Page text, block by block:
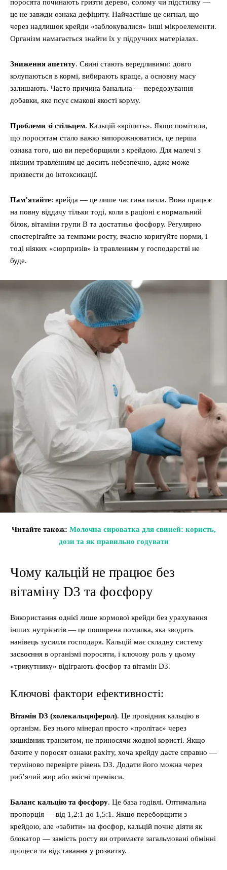
поросята починають гризти дерево, солому чи підстилку —
це не завжди ознака дефіциту. Найчастіше це сигнал, що
через надлишок крейди «заблокувалися» інші мікроелементи.
Організм намагається знайти їх у підручних матеріалах.
Зниження апетиту. Свині стають вередливими: довго
колупаються в кормі, вибирають краще, а основну масу
залишають. Часто причина банальна — передозування
добавки, яке псує смакові якості корму.
Проблеми зі стільцем. Кальцій «кріпить». Якщо помітили,
що поросятам стало важко випорожнюватися, це перша
ознака того, що ви переборщили з крейдою. Для малечі з
ніжним травленням це досить небезпечно, адже може
призвести до інтоксикації.
Пам’ятайте: крейда — це лише частина пазла. Вона працює
на повну віддачу тільки тоді, коли в раціоні є нормальний
білок, вітаміни групи B та достатньо фосфору. Регулярно
спостерігайте за темпами росту, вчасно коригуйте норми, і
тоді ніяких «сюрпризів» із травленням у господарстві не
буде.
Читайте також: Молочна сироватка для свиней: користь,
дози та як правильно годувати
Чому кальцій не працює без
вітаміну D3 та фосфору
Використання однієї лише кормової крейди без урахування
інших нутрієнтів — це поширена помилка, яка зводить
нанівець зусилля господаря. Кальцій має складну систему
засвоєння в організмі поросяти, і ключову роль у цьому
«трикутнику» відіграють фосфор та вітамін D3.
Ключові фактори ефективності:
Вітамін D3 (холекальциферол). Це провідник кальцію в
організм. Без нього мінерал просто «пролітає» через
кишківник транзитом, не приносячи жодної користі. Якщо
бачите у поросят ознаки рахіту, хоча крейду даєте справно —
терміново перевірте рівень D3. Додати його можна через
риб’ячий жир або якісні премікси.
Баланс кальцію та фосфору. Це база годівлі. Оптимальна
пропорція — від 1,2:1 до 1,5:1. Якщо переборщити з
крейдою, але «забити» на фосфор, кальцій почне діяти як
блокатор — замість росту ви отримаєте загальмовані обмінні
процеси та відставання у розвитку.